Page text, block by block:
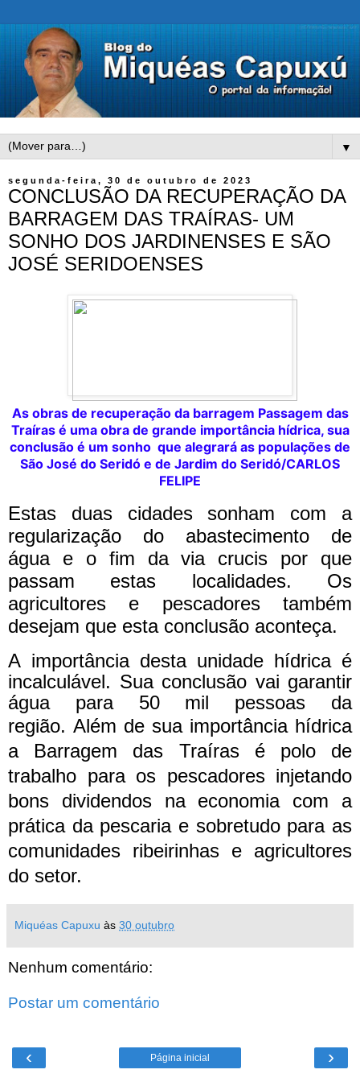
▼
segunda-feira, 30 de outubro de 2023
CONCLUSÃO DA RECUPERAÇÃO DA
BARRAGEM DAS TRAÍRAS- UM
SONHO DOS JARDINENSES E SÃO
JOSÉ SERIDOENSES
As obras de recuperação da barragem Passagem das
Traíras é uma obra de grande importância hídrica, sua
conclusão é um sonho que alegrará as populações de
São José do Seridó e de Jardim do Seridó/CARLOS
FELIPE
Estas duas cidades sonham com a
regularização do abastecimento de
água e o fim da via crucis por que
passam estas localidades. Os
agricultores e pescadores também
desejam que esta conclusão aconteça.
A importância desta unidade hídrica é
incalculável. Sua conclusão vai garantir
água para 50 mil pessoas da
região. Além de sua importância hídrica
a Barragem das Traíras é polo de
trabalho para os pescadores injetando
bons dividendos na economia com a
prática da pescaria e sobretudo para as
comunidades ribeirinhas e agricultores
do setor.
Miquéas Capuxu às 30 outubro
Nenhum comentário:
Postar um comentário
‹ ›
Página inicial